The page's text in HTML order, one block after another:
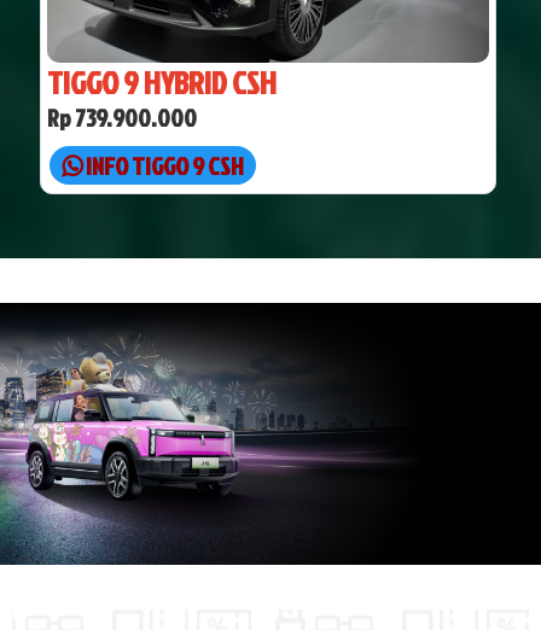
TIGGO 9 HYBRID CSH
Rp 739.900.000
INFO TIGGO 9 CSH